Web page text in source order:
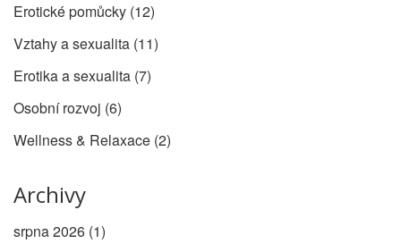
Erotické pomůcky (12)
Vztahy a sexualita (11)
Erotika a sexualita (7)
Osobní rozvoj (6)
Wellness & Relaxace (2)
Archivy
srpna 2026 (1)